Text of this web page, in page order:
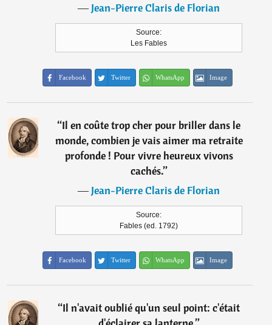
―Jean-Pierre Claris de Florian
Source:
Les Fables
Facebook Twitter WhatsApp Image
“Il en coûte trop cher pour briller dans le
monde, combien je vais aimer ma retraite
profonde ! Pour vivre heureux vivons
cachés.”
―Jean-Pierre Claris de Florian
Source:
Fables (ed. 1792)
Facebook Twitter WhatsApp Image
“Il n'avait oublié qu'un seul point: c'était